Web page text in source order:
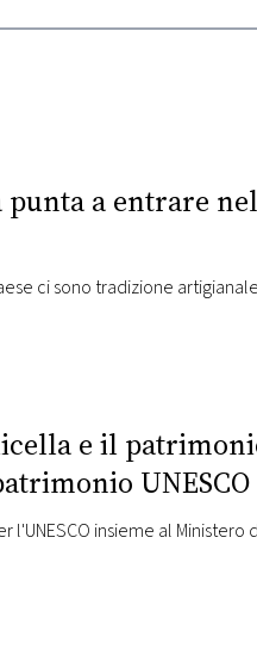
a entrare
ci sono tradizione
e il
UNESCO
l'UNESCO insieme al Ministero